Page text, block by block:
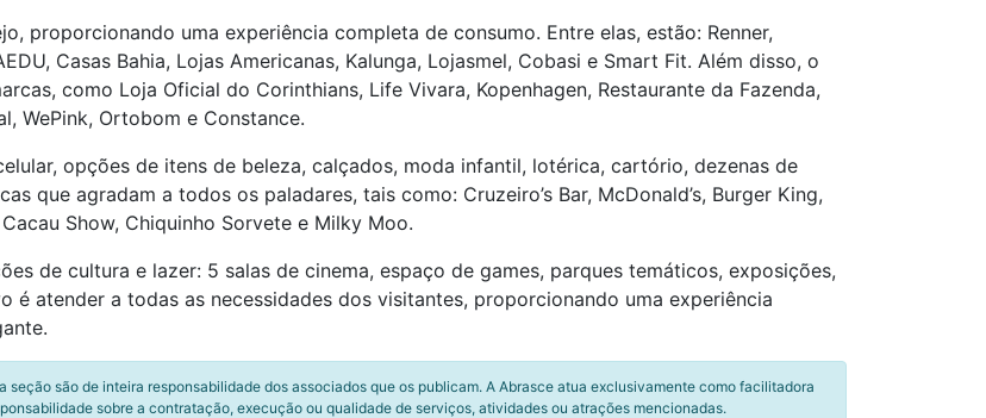
proporcionando uma experiência completa de consumo. Entre elas, estão: Renner,
Casas Bahia, Lojas Americanas, Kalunga, Lojasmel, Cobasi e Smart Fit. Além disso, o
como Loja Oficial do Corinthians, Life Vivara, Kopenhagen, Restaurante da Fazenda,
WePink, Ortobom e Constance.
opções de itens de beleza, calçados, moda infantil, lotérica, cartório, dezenas de
que agradam a todos os paladares, tais como: Cruzeiro’s Bar, McDonald’s, Burger King,
Show, Chiquinho Sorvete e Milky Moo.
de cultura e lazer: 5 salas de cinema, espaço de games, parques temáticos, exposições,
é atender a todas as necessidades dos visitantes, proporcionando uma experiência
são de inteira responsabilidade dos associados que os publicam. A Abrasce atua exclusivamente como facilitadora
sobre a contratação, execução ou qualidade de serviços, atividades ou atrações mencionadas.